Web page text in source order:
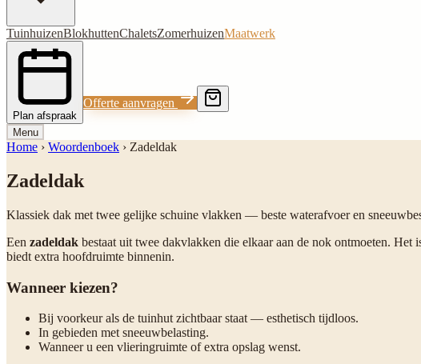
TuinhuizenBlokhuttenChaletsZomerhuizenMaatwerk
Plan afspraak
Offerte aanvragen
Menu
Home › Woordenboek › Zadeldak
Zadeldak
Klassiek dak met twee gelijke schuine vlakken — beste waterafvoer en
Een zadeldak bestaat uit twee dakvlakken die elkaar aan de nok ontmoeten.
biedt extra hoofdruimte binnenin.
Wanneer kiezen?
Bij voorkeur als de tuinhut zichtbaar staat — esthetisch tijdloos.
In gebieden met sneeuwbelasting.
Wanneer u een vlieringruimte of extra opslag wenst.